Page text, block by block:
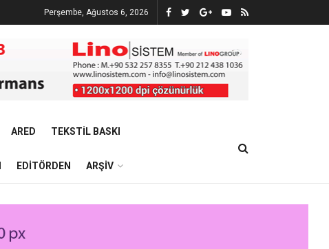
Perşembe, Ağustos 6, 2026
ARED TEKSTIL BASKI
EDITÖRDEN ARŞIV